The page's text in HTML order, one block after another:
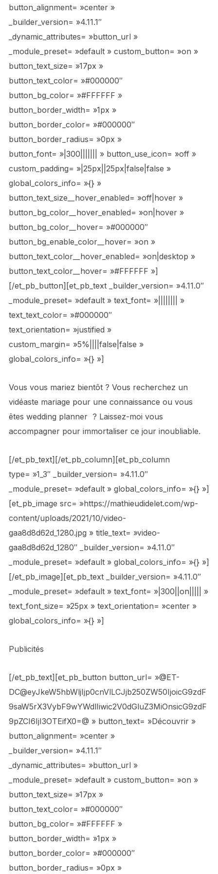
button_alignment= »center »
_builder_version= »4.11.1″
_dynamic_attributes= »button_url »
_module_preset= »default » custom_button= »on »
button_text_size= »17px »
button_text_color= »#000000″
button_bg_color= »#FFFFFF »
button_border_width= »1px »
button_border_color= »#000000″
button_border_radius= »0px »
button_font= »|300||||||| » button_use_icon= »off »
custom_padding= »|25px||25px|false|false »
global_colors_info= »{} »
button_text_size__hover_enabled= »off|hover »
button_bg_color__hover_enabled= »on|hover »
button_bg_color__hover= »#000000″
button_bg_enable_color__hover= »on »
button_text_color__hover_enabled= »on|desktop »
button_text_color__hover= »#FFFFFF »]
[/et_pb_button][et_pb_text _builder_version= »4.11.0″
_module_preset= »default » text_font= »|||||||| »
text_text_color= »#000000″
text_orientation= »justified »
custom_margin= »5%||||false|false »
global_colors_info= »{} »]
Vous vous mariez bientôt ? Vous recherchez un
vidéaste mariage pour une connaissance ou vous
êtes wedding planner ? Laissez-moi vous
accompagner pour immortaliser ce jour inoubliable.
[/et_pb_text][/et_pb_column][et_pb_column
type= »1_3″ _builder_version= »4.11.0″
_module_preset= »default » global_colors_info= »{} »]
[et_pb_image src= »https://mathieudidelet.com/wp-
content/uploads/2021/10/video-
gaa8d8d62d_1280.jpg » title_text= »video-
gaa8d8d62d_1280″ _builder_version= »4.11.0″
_module_preset= »default » global_colors_info= »{} »]
[/et_pb_image][et_pb_text _builder_version= »4.11.0″
_module_preset= »default » text_font= »|300||on||||| »
text_font_size= »25px » text_orientation= »center »
global_colors_info= »{} »]
Publicités
[/et_pb_text][et_pb_button button_url= »@ET-
DC@eyJkeW5hbWljIjp0cnVlLCJjb250ZW50IjoicG9zdF
9saW5rX3VybF9wYWdlIiwic2V0dGluZ3MiOnsicG9zdF
9pZCI6IjI3OTEifX0=@ » button_text= »Découvrir »
button_alignment= »center »
_builder_version= »4.11.1″
_dynamic_attributes= »button_url »
_module_preset= »default » custom_button= »on »
button_text_size= »17px »
button_text_color= »#000000″
button_bg_color= »#FFFFFF »
button_border_width= »1px »
button_border_color= »#000000″
button_border_radius= »0px »